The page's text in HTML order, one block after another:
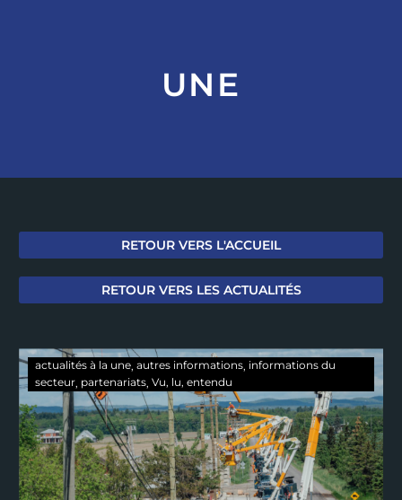
UNE
RETOUR VERS L'ACCUEIL
RETOUR VERS LES ACTUALITÉS
actualités à la une autres informations informations du
secteur partenariats Vu, lu, entendu